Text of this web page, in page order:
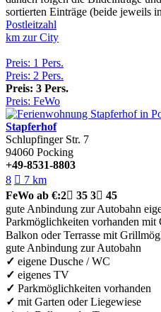
sortierten Einträge (beide jeweils
Postleitzahl
km zur City
Preis: 1 Pers.
Preis: 2 Pers.
Preis: 3 Pers.
Preis: FeWo
Stapferhof
Schlupfinger Str. 7
94060 Pocking
+49-8531-8803
8  7 km
FeWo ab €:2 35 3 45
gute Anbindung zur Autobahn
Parkmöglichkeiten vorhanden mit
Balkon oder Terrasse mit
gute Anbindung zur Autobahn
✓ eigene Dusche / WC
✓ eigenes TV
✓ Parkmöglichkeiten vorhanden
✓ mit Garten oder Liegewiese